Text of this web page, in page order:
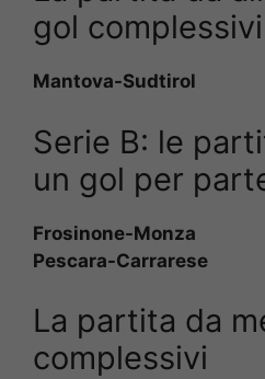
gol complessivi
Mantova-Sudtirol
Serie B: le
un gol per
Frosinone-Monza
Pescara-Carrarese
La partita da
complessivi